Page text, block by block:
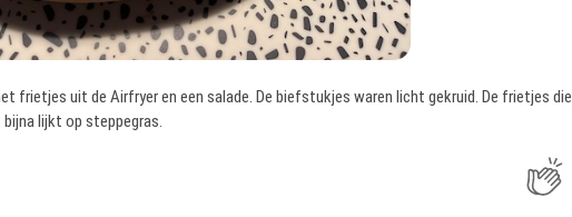
frietjes uit de Airfryer en een salade. De biefstukjes waren licht gekruid. De frietjes die
lijkt op steppegras.